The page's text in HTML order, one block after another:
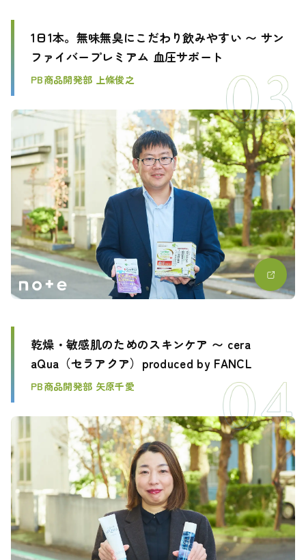
1日1本。無味無臭にこだわり飲みやすい 〜 サン
ファイバープレミアム 血圧サポート
PB商品開発部 上條俊之
乾燥・敏感肌のためのスキンケア 〜 cera
aQua（セラアクア）produced by FANCL
PB商品開発部 矢原千愛